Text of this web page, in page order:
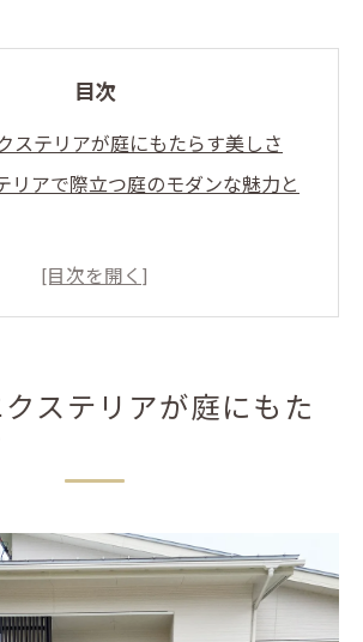
目次
ステリアが庭にもたらす美しさ
リアで際立つ庭のモダンな魅力と
構で生まれるかっこいい庭空間の
インで変わるモダンな庭の印象と
ン外構で叶える洗練の空間
リアでシンプルモダンな外構を極
ステリアが庭にもた